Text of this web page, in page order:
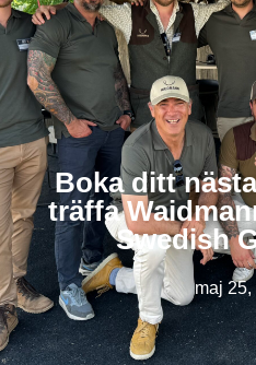
Boka ditt
träffa
Swedish
maj